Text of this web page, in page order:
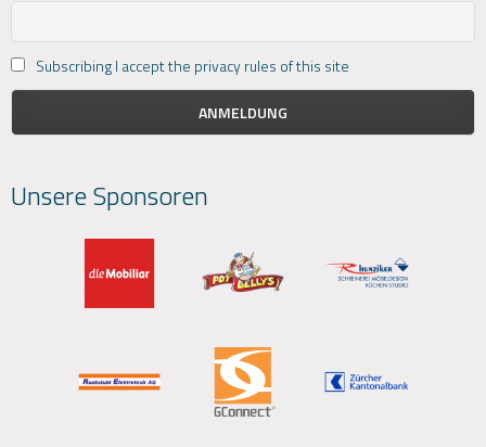
Subscribing I accept the privacy rules of this site
Unsere Sponsoren